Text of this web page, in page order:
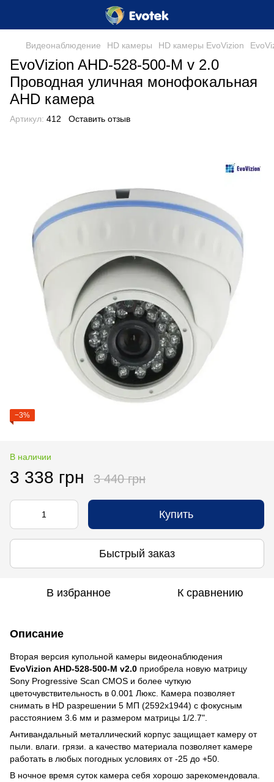
Видеонаблюдение HD камеры HD камеры EvoVizion
EvoVizion AHD-528-500-M v 2.0
Проводная уличная монофокальная
AHD камера
Артикул: 412 Оставить отзыв
−3%
В наличии
3 338 грн 3 440 грн
Купить
Быстрый заказ
В избранное К сравнению
Описание
Вторая версия купольной камеры видеонаблюдения
EvoVizion AHD-528-500-M v2.0 приобрела новую матрицу
Sony Progressive Scan CMOS и более чуткую
цветочувствительность в 0.001 Люкс. Камера позволяет
снимать в HD разрешении 5 МП (2592х1944) с фокусным
расстоянием 3.6 мм и размером матрицы 1/2.7".
Антивандальный металлический корпус защищает камеру от
пыли. влаги. грязи. а качество материала позволяет камере
работать в любых погодных условиях от -25 до +50.
В ночное время суток камера себя хорошо зарекомендовала.